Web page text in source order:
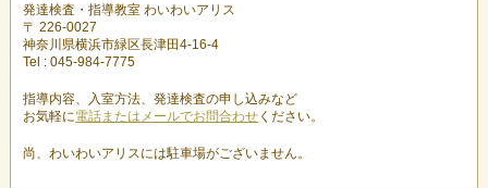
発達検査・指導教室 わいわいアリス
〒 226-0027
神奈川県横浜市緑区長津田4-16-4
Tel : 045-984-7775
指導内容、入室方法、発達検査の申し込みなど
お気軽に電話またはメールでお問合わせ ください。
尚、わいわいアリスには駐車場がございません。